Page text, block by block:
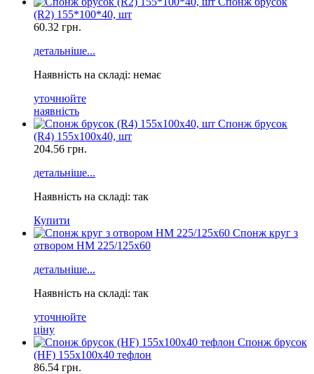
(R2) 155*100*40, шт
60.32 грн.
детальніше...
Наявність на складі: немає
уточнюйте
наявність
Спонж брусок
(R4) 155x100x40, шт
204.56 грн.
детальніше...
Наявність на складі: так
Купити
Спонж круг з
отвором НМ 225/125х60
детальніше...
Наявність на складі: так
уточнюйте
ціну
Спонж брусок
(HF) 155x100x40 тефлон
86.54 грн.